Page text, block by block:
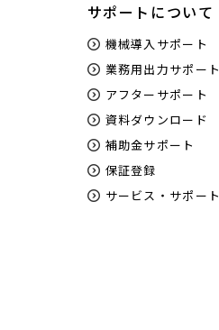
サポートについて
機械導入サポート
業務用出力サポート
アフターサポート
資料ダウンロード
補助金サポート
保証登録
サービス・サポート